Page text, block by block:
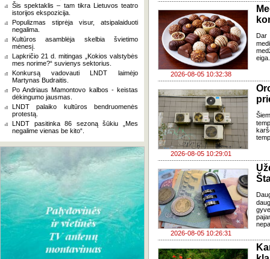
Šis spektaklis – tam tikra Lietuvos teatro
istorijos ekspozicija.
Populizmas stiprėja visur, atsipalaiduoti
negalima.
Kultūros asamblėja skelbia švietimo
mėnesį.
Lapkričio 21 d. mitingas „Kokios valstybės
mes norime?“ suvienys sektorius.
Konkursą vadovauti LNDT laimėjo
Martynas Budraitis.
Po Andriaus Mamontovo kalbos - keistas
dėkingumo jausmas.
LNDT palaiko kultūros bendruomenės
protestą.
LNDT pasitinka 86 sezoną šūkiu „Mes
negalime vienas be kito“.
2026-08-05 10:32:38
Dar
2026-08-05 10:29:01
2026-08-05 10:26:31